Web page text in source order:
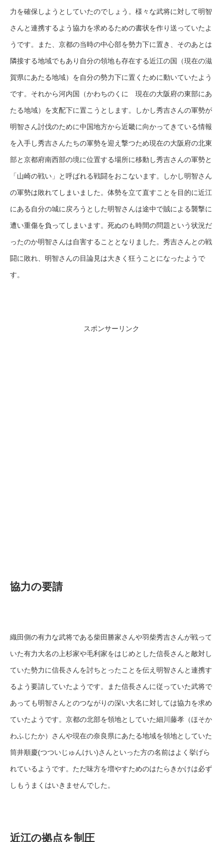
力を確保しようとしていたのでしょう。様々な武将に対して明智
さんと連携するよう協力を求めるための書状を作り送っていたよ
うです。また、京都の当時の中心部を勢力下に置き、そのあとは
隣接する地域でもあり自分の領地も存在する近江の国（現在の滋
賀県にあたる地域）を自分の勢力下に置くために動いていたよう
です。それから河内国（かわちのくに 現在の大阪府の東部にあ
たる地域）を支配下に置こうとします。しかし秀吉さんの軍勢が
明智さん討伐のために中国地方から近畿に向かってきている情報
を入手し秀吉さんたちの軍勢を迎え撃つため現在の大阪府の北東
部と京都府南西部の境に位置する場所に移動し秀吉さんの軍勢と
「山崎の戦い」と呼ばれる戦闘をおこないます。しかし明智さん
の軍勢は敗れてしまいました。体勢を立て直すことを目的に近江
にある自分の城に戻ろうとした明智さんは途中で賊による襲撃に
遭い重傷を負ってしまいます。死ぬのも時間の問題という状況だ
ったのか明智さんは自害することとなりました。秀吉さんとの戦
闘に敗れ、明智さんの目論見は大きく狂うことになったようで
す。
スポンサーリンク
協力の要請
織田側の有力な武将である柴田勝家さんや羽柴秀吉さんが戦って
いた有力大名の上杉家や毛利家をはじめとした信長さんと敵対し
ていた勢力に信長さんを討ちとったことを伝え明智さんと連携す
るよう要請していたようです。また信長さんに従っていた武将で
あっても明智さんとのつながりの深い大名に対しては協力を求め
ていたようです。京都の北部を領地としていた細川藤孝（ほそか
わふじたか）さんや現在の奈良県にあたる地域を領地としていた
筒井順慶(つついじゅんけい)さんといった方の名前はよく挙げら
れているようです。ただ味方を増やすためのはたらきかけは必ず
しもうまくはいきませんでした。
近江の拠点を制圧